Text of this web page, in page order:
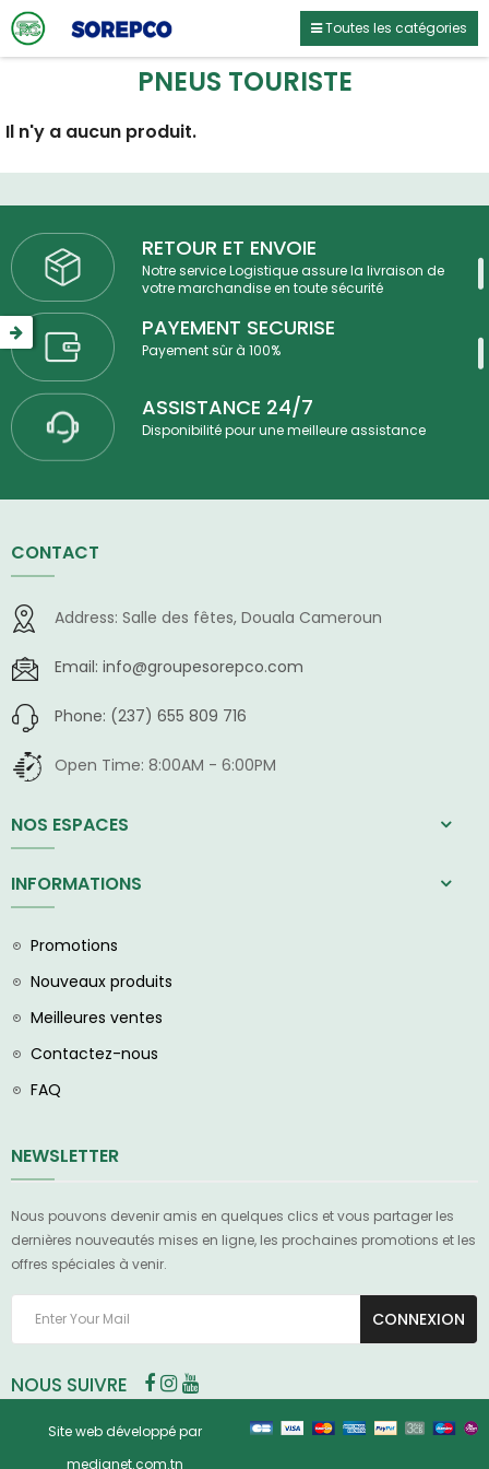
Toutes les catégories
PNEUS TOURISTE
Il n'y a aucun produit.
RETOUR ET ENVOIE
Notre service Logistique assure la livraison de
votre marchandise en toute sécurité
PAYEMENT SECURISE
Payement sûr à 100%
ASSISTANCE 24/7
Disponibilité pour une meilleure assistance
CONTACT
Address: Salle des fêtes, Douala Cameroun
Email: info@groupesorepco.com
Phone: (237) 655 809 716
Open Time: 8:00AM - 6:00PM
NOS ESPACES
INFORMATIONS
Promotions
Nouveaux produits
Meilleures ventes
Contactez-nous
FAQ
NEWSLETTER
Nous pouvons devenir amis en quelques clics et vous partager les
dernières nouveautés mises en ligne, les prochaines promotions et les
offres spéciales à venir.
CONNEXION
NOUS SUIVRE
Site web développé par
medianet.com.tn